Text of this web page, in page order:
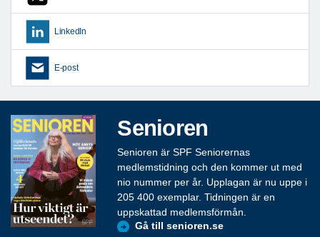
LinkedIn
E-post
Senioren
Senioren är SPF Seniorernas
medlemstidning och den kommer ut med
nio nummer per år. Upplagan är nu uppe i
205 400 exemplar. Tidningen är en
uppskattad medlemsförmån.
Gå till senioren.se